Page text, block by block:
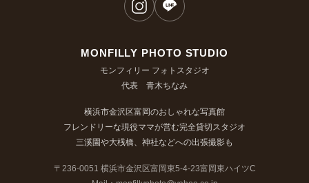
MONFILLY PHOTO STUDIO
モンフィリー フォトスタジオ
代表 青木ちなみ
横浜市金沢区富岡のおしゃれな写真館
フレンドリーな現役ママが営む完全貸切スタジオ
三溪園や大桟橋、神社などへの出張撮影も
〒236-0051 横浜市金沢区富岡東5-4-23富岡東ハイツC